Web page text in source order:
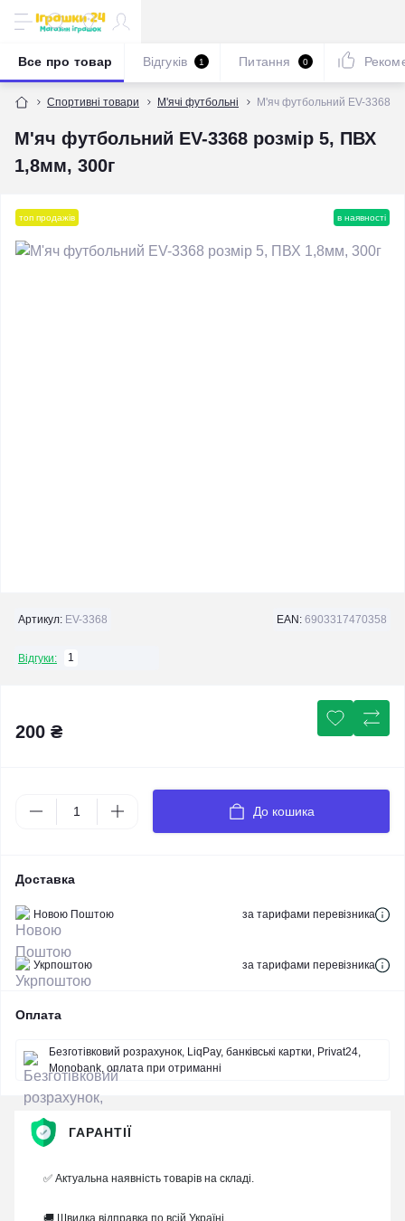
Спортивні товари М'ячі футбольні М'яч футбольний EV-3368
М'яч футбольний EV-3368 розмір 5, ПВХ
1,8мм, 300г
Все про товар Відгуків 1 Питання 0
топ продажів в наявності
Артикул: EV-3368 EAN: 6903317470358
Відгуки: 1
200 ₴
До кошика
Доставка
Новою Поштою за тарифами перевізника
Укрпоштою за тарифами перевізника
Оплата
Безготівковий розрахунок, LiqPay, банківські картки, Privat24,
Monobank, оплата при отриманні
ГАРАНТІЇ
✅ Актуальна наявність товарів на складі.
🚚 Швидка відправка по всій Україні.